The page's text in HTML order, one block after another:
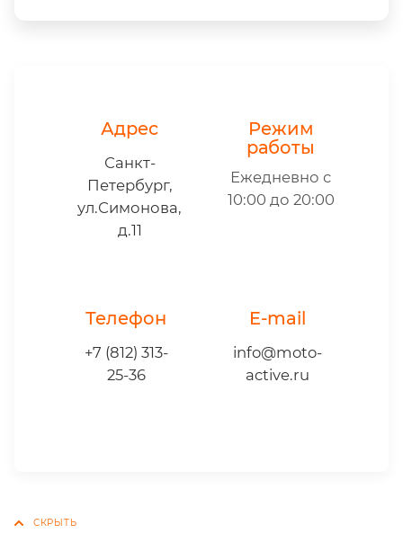
Адрес
Санкт-
Петербург,
ул.Симонова,
д.11
Режим
работы
Ежедневно с
10:00 до 20:00
Телефон
+7 (812) 313-
25-36
E-mail
info@moto-
active.ru